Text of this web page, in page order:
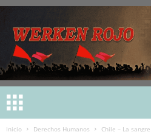
Inicio Derechos Humanos
Chile – La